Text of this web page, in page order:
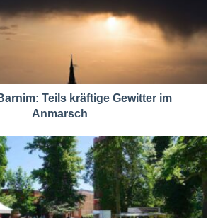
Teils kräftige Gewitter im
Anmarsch